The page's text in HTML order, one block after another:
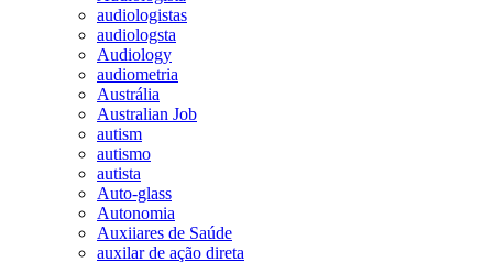
audiologistas
audiologsta
Audiology
audiometria
Austrália
Australian Job
autism
autismo
autista
Auto-glass
Autonomia
Auxiiares de Saúde
auxilar de ação direta